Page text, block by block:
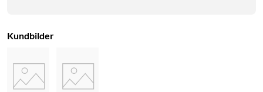
Kundbilder